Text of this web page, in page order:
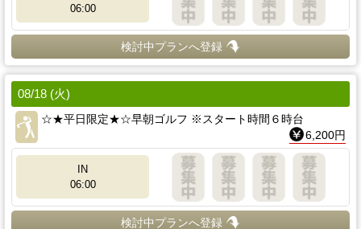
06:00
検討中プランへ登録
08/18 (火)
☆★平日限定★☆早朝ゴルフ ※スタート時間６時台
6,200円
IN
06:00
検討中プランへ登録